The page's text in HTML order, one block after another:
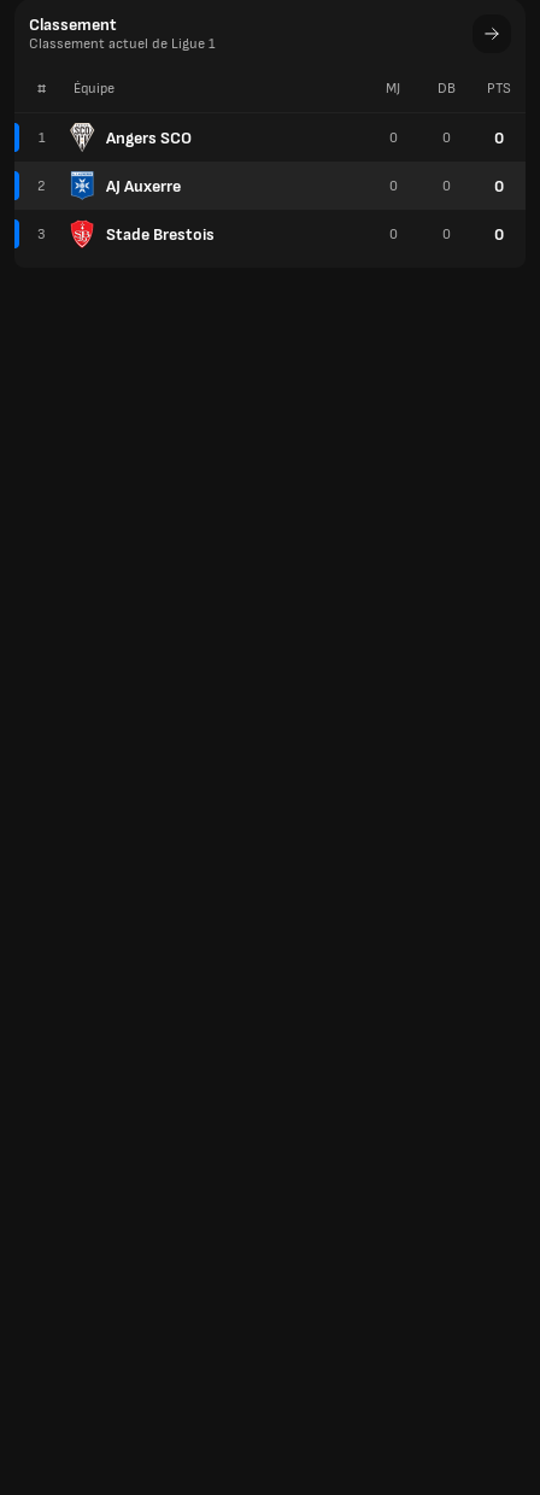
Classement
Classement actuel de Ligue 1
# Équipe
1 Angers SCO
2 AJ Auxerre
3 Stade Brestois
MJ DB PTS
0 0 0
0 0 0
0 0 0